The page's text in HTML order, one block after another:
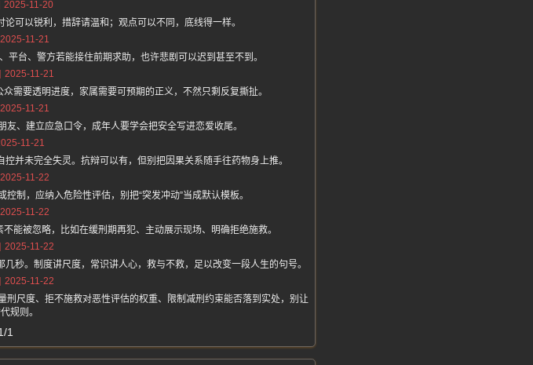
2025-11-20
可以锐利，措辞请温和；观点可以不同，底线得一样。
2025-11-21
平台、警方若能接住前期求助，也许悲剧可以迟到甚至不到。
2025-11-21
需要透明进度，家属需要可预期的正义，不然只剩反复撕扯。
2025-11-21
友、建立应急口令，成年人要学会把安全写进恋爱收尾。
11-21
并未完全失灵。抗辩可以有，但别把因果关系随手往药物身上推。
2025-11-22
制，应纳入危险性评估，别把“突发冲动”当成默认模板。
2025-11-22
能被忽略，比如在缓刑期再犯、主动展示现场、明确拒绝施救。
2025-11-22
秒。制度讲尺度，常识讲人心，救与不救，足以改变一段人生的句号。
2025-11-22
尺度、拒不施救对恶性评估的权重、限制减刑约束能否落到实处，别让
规则。
1